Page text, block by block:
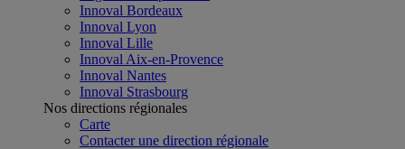
Innoval Bordeaux
Innoval Lyon
Innoval Lille
Innoval Aix-en-Provence
Innoval Nantes
Innoval Strasbourg
Nos directions régionales
Carte
Contacter une direction régionale